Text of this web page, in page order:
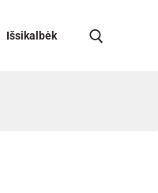
Išsikalbėk